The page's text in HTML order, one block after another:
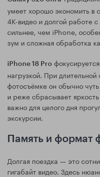
умеет хорошо экономить в
4K-видео и долгой работе
сильнее, чем iPhone,
зум и сложная обработка
iPhone 18 Pro
нагрузкой. При
фотосъёмке он обычно
и реже сбрасывает
важно для целого дня
экскурсии.
Память и формат
Долгая поездка — это
гигабайт видео. Здесь